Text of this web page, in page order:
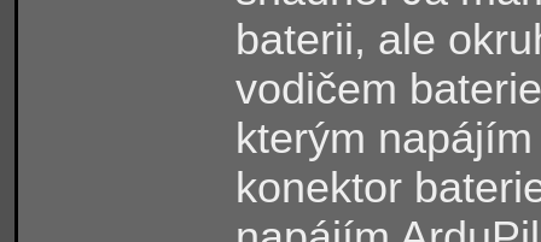
baterii, ale
vodičem
kterým
konektor